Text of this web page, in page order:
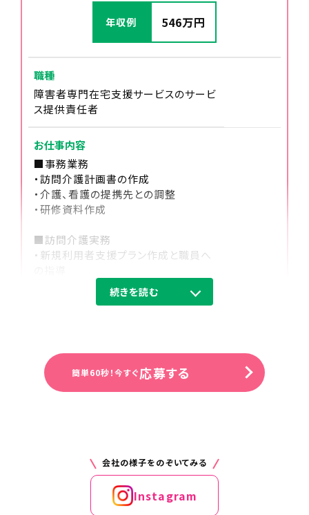
研修計画作成
15:00
新入社員研修実施
16:30
翌日の指示事項確認
続きを読む
年収例 546万円
職種
障害者専門在宅支援サービスのサービ
ス提供責任者
お仕事内容
■事務業務
・訪問介護計画書の作成
・介護、看護の提携先との調整
・研修資料作成
■訪問介護実務
・新規利用者支援プラン作成と職員へ
・家事支援：日用品の買い物代行・薬の
受け取りの代行など
への買い物同行／アイドルコンサート
への同伴
・身体介護支援：食事や入浴、排せつ介
住所（勤務地）
神奈川県大和市大和東1-5-6 スリー
エス大和ビル201
簡単60秒！今すぐ応募する
会社の様子をのぞいてみる
Instagram